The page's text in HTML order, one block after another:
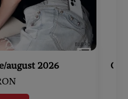
august 2026